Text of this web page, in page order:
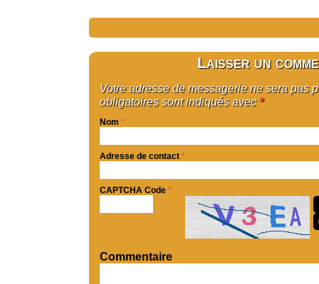
Laisser un
Votre adresse de messagerie ne sera pas
obligatoires sont indiqués avec *
Nom *
Adresse de contact *
CAPTCHA Code *
Commentaire